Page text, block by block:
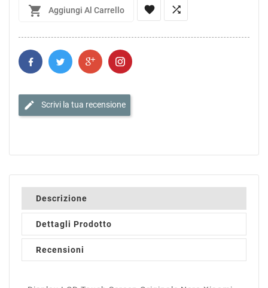
 Aggiungi Al Carrello  
edit Scrivi la tua recensione
Descrizione
Dettagli Prodotto
Recensioni